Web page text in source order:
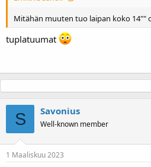
Mitähän muuten tuo laipan koko 14""
tuplatuumat
S Savonius
Well-known member
1 Maaliskuu 2023